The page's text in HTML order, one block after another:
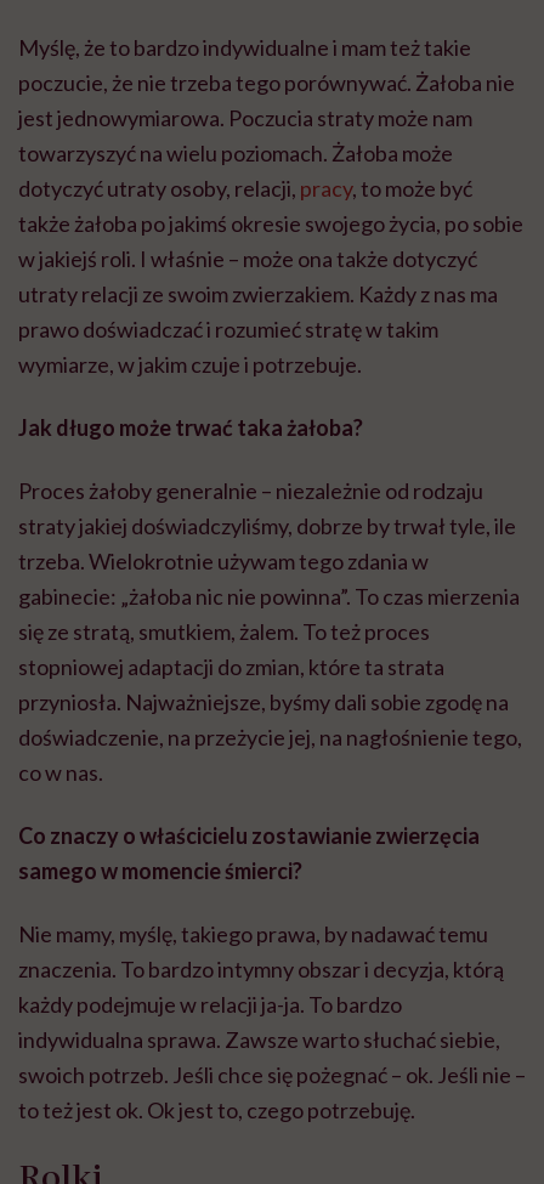
Myślę, że to bardzo indywidualne i mam też takie
poczucie, że nie trzeba tego porównywać. Żałoba nie
jest jednowymiarowa. Poczucia straty może nam
towarzyszyć na wielu poziomach. Żałoba może
dotyczyć utraty osoby, relacji, pracy, to może być
także żałoba po jakimś okresie swojego życia, po sobie
w jakiejś roli. I właśnie – może ona także dotyczyć
utraty relacji ze swoim zwierzakiem. Każdy z nas ma
prawo doświadczać i rozumieć stratę w takim
wymiarze, w jakim czuje i potrzebuje.
Jak długo może trwać taka żałoba?
Proces żałoby generalnie – niezależnie od rodzaju
straty jakiej doświadczyliśmy, dobrze by trwał tyle, ile
trzeba. Wielokrotnie używam tego zdania w
gabinecie: „żałoba nic nie powinna”. To czas mierzenia
się ze stratą, smutkiem, żalem. To też proces
stopniowej adaptacji do zmian, które ta strata
przyniosła. Najważniejsze, byśmy dali sobie zgodę na
doświadczenie, na przeżycie jej, na nagłośnienie tego,
co w nas.
Co znaczy o właścicielu zostawianie zwierzęcia
samego w momencie śmierci?
Nie mamy, myślę, takiego prawa, by nadawać temu
znaczenia. To bardzo intymny obszar i decyzja, którą
każdy podejmuje w relacji ja-ja. To bardzo
indywidualna sprawa. Zawsze warto słuchać siebie,
swoich potrzeb. Jeśli chce się pożegnać – ok. Jeśli nie –
to też jest ok. Ok jest to, czego potrzebuję.